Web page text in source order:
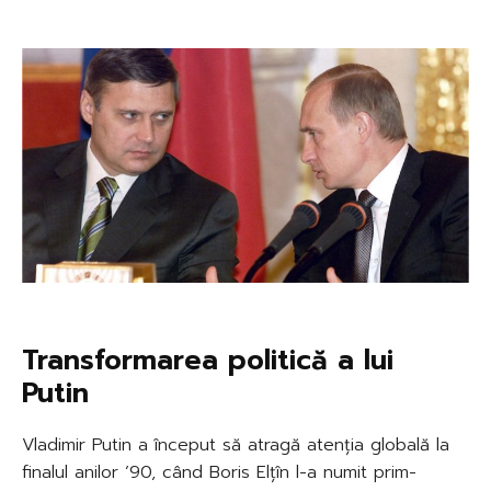
Transformarea politică a lui
Putin
Vladimir Putin a început să atragă atenția globală la
finalul anilor ’90, când Boris Elțîn l-a numit prim-